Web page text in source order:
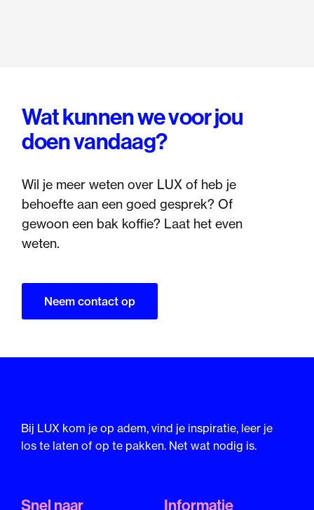
Wat kunnen we voor jou
doen vandaag?
Wil je meer weten over LUX of heb je
behoefte aan een goed gesprek? Of
gewoon een bak koffie? Laat het even
weten.
Neem contact op
Bij LUX kom je op adem, vind je inspiratie, leer je
los te laten of op te pakken. Net wat nodig is.
Snel naar Informatie